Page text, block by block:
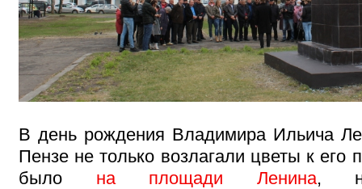
В день рождения Владимира Ильича
Пензе не только возлагали цветы к его
было на площади Ленина,